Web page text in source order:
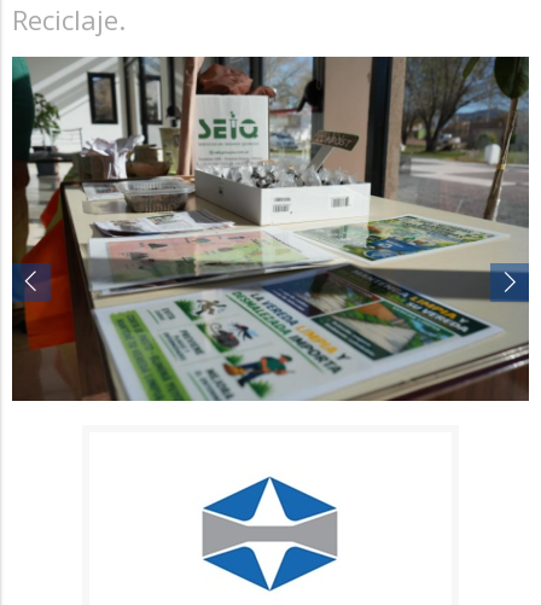
Reciclaje.